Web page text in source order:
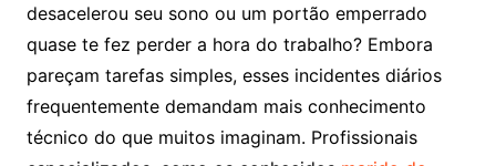
desacelerou seu sono ou um portão emperrado
quase te fez perder a hora do trabalho? Embora
pareçam tarefas simples, esses incidentes diários
frequentemente demandam mais conhecimento
técnico do que muitos imaginam. Profissionais